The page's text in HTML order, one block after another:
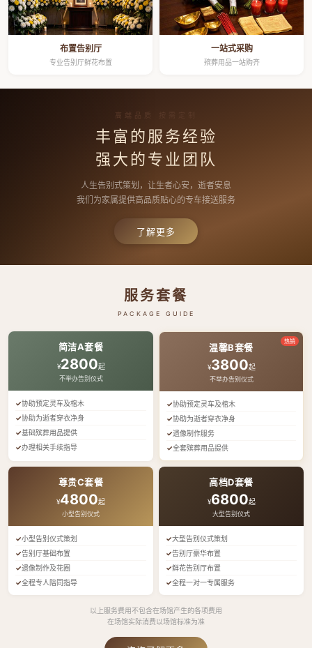
布置告别厅
专业告别厅鲜花布置
一站式采购
殡葬用品一站购齐
高端品质 按需定制
丰富的服务经验
强大的专业团队
人生告别式策划，让生者心安，逝者安息
我们为家属提供高品质贴心的专车接送服务
了解更多
服务套餐
PACKAGE GUIDE
简洁A套餐
¥2800起
不举办告别仪式
协助预定灵车及棺木
协助为逝者穿衣净身
基础殡葬用品提供
办理相关手续指导
热销
温馨B套餐
¥3800起
不举办告别仪式
协助预定灵车及棺木
协助为逝者穿衣净身
遗像制作服务
全套殡葬用品提供
尊贵C套餐
¥4800起
小型告别仪式
小型告别仪式策划
告别厅基础布置
遗像制作及花圈
全程专人陪同指导
高档D套餐
¥6800起
大型告别仪式
大型告别仪式策划
告别厅豪华布置
鲜花告别厅布置
全程一对一专属服务
以上服务费用不包含在场馆产生的各项费用
在场馆实际消费以场馆标准为准